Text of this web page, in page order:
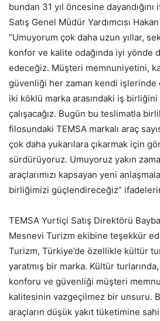
bundan 31 yıl öncesine
Satış Genel Müdür Yardımcısı
“Umuyorum çok daha uzun yıllar,
konfor ve kalite odağında iyi yönde
edeceğiz. Müşteri memnuniyetini,
güvenliği her zaman kendi işlerinde
iki köklü marka arasındaki iş
çalışacağız. Bugün bu teslimatla
filosundaki TEMSA markalı araç
çok daha yukarılara çıkarmak için
sürdürüyoruz. Umuyoruz yakın
araçlarımızı kapsayan yeni
birliğimizi güçlendireceğiz”
TEMSA Yurtiçi Satış Direktörü
Mesnevi Turizm ekibine teşekkür
Turizm, Türkiye’de özellikle kültür
yaratmış bir marka. Kültür
konforu ve güvenliği müşteri
kalitesinin vazgeçilmez bir unsuru.
araçların düşük yakıt tüketimine